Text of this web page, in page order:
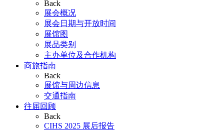
Back
展会概况
展会日期与开放时间
展馆图
展品类别
主办单位及合作机构
商旅指南
Back
展馆与周边信息
交通指南
往届回顾
Back
CIHS 2025 展后报告